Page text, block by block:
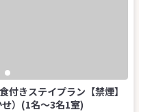
付きステイプラン【禁煙】
）(1名～3名1室)